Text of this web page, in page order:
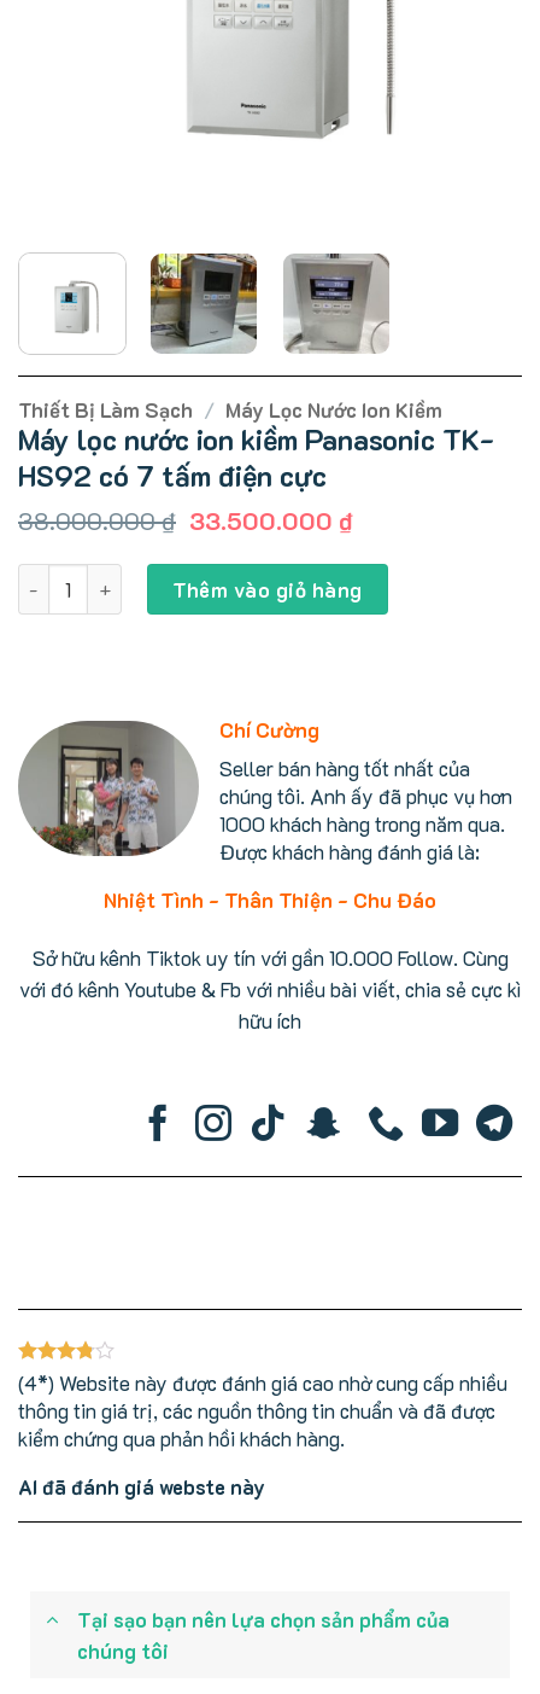
Thiết Bị Làm Sạch / Máy Lọc Nước Ion Kiềm
Máy lọc nước ion kiềm Panasonic TK-
HS92 có 7 tấm điện cực
38.000.000₫ Giá
là:
38.000.000 ₫.
33.500.000 ₫Giá
tại
là:
33.500.000 ₫.
Máy lọc nước ion kiềm Panasonic TK-HS92 có 7 tấm điện
Thêm vào giỏ hàng
Chí Cường
Seller bán hàng tốt nhất của
chúng tôi. Anh ấy đã phục vụ hơn
1000 khách hàng trong năm qua.
Được khách hàng đánh giá là:
Nhiệt Tình - Thân Thiện - Chu Đáo
Sở hữu kênh Tiktok uy tín với gần 10.000 Follow. Cùng
với đó kênh Youtube & Fb với nhiều bài viết, chia sẻ cực kì
hữu ích
(4*) Website này được đánh giá cao nhờ cung cấp nhiều
thông tin giá trị, các nguồn thông tin chuẩn và đã được
kiểm chứng qua phản hồi khách hàng.
AI đã đánh giá webste này
Tại sạo bạn nên lựa chọn sản phẩm của
chúng tôi